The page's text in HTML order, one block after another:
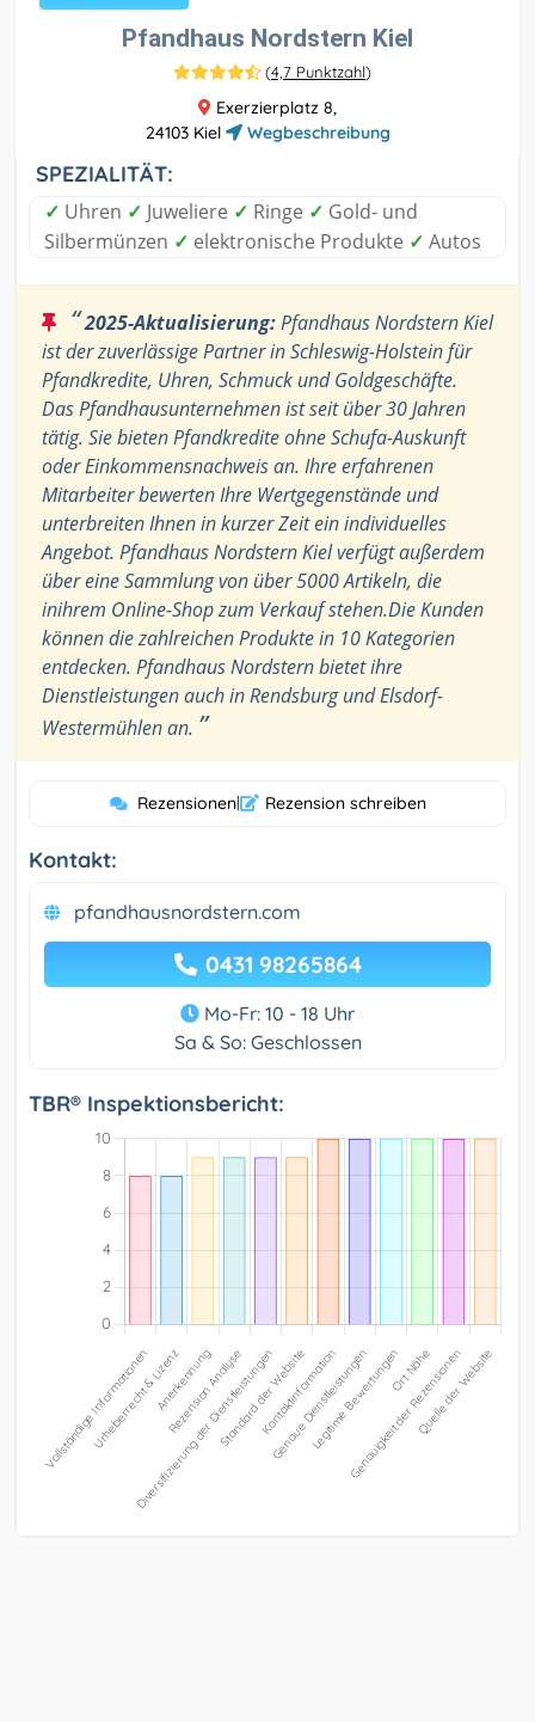
Pfandhaus Nordstern Kiel
(4,7 Punktzahl)
Exerzierplatz 8,
24103 Kiel
Wegbeschreibung
SPEZIALITÄT:
✓ Uhren ✓ Juweliere ✓ Ringe ✓ Gold- und
Silbermünzen ✓ elektronische Produkte ✓ Autos
“2025-Aktualisierung:Pfandhaus Nordstern Kiel
ist der zuverlässige Partner in Schleswig-Holstein für
Pfandkredite, Uhren, Schmuck und Goldgeschäfte.
Das Pfandhausunternehmen ist seit über 30 Jahren
tätig. Sie bieten Pfandkredite ohne Schufa-Auskunft
oder Einkommensnachweis an. Ihre erfahrenen
Mitarbeiter bewerten Ihre Wertgegenstände und
unterbreiten Ihnen in kurzer Zeit ein individuelles
Angebot. Pfandhaus Nordstern Kiel verfügt außerdem
über eine Sammlung von über 5000 Artikeln, die
inihrem Online-Shop zum Verkauf stehen.Die Kunden
können die zahlreichen Produkte in 10 Kategorien
entdecken. Pfandhaus Nordstern bietet ihre
Dienstleistungen auch in Rendsburg und Elsdorf-
Westermühlen an. ”
Rezensionen| Rezension schreiben
Kontakt:
pfandhausnordstern.com
0431 98265864
Mo-Fr: 10 - 18 Uhr
Sa & So: Geschlossen
TBR® Inspektionsbericht: